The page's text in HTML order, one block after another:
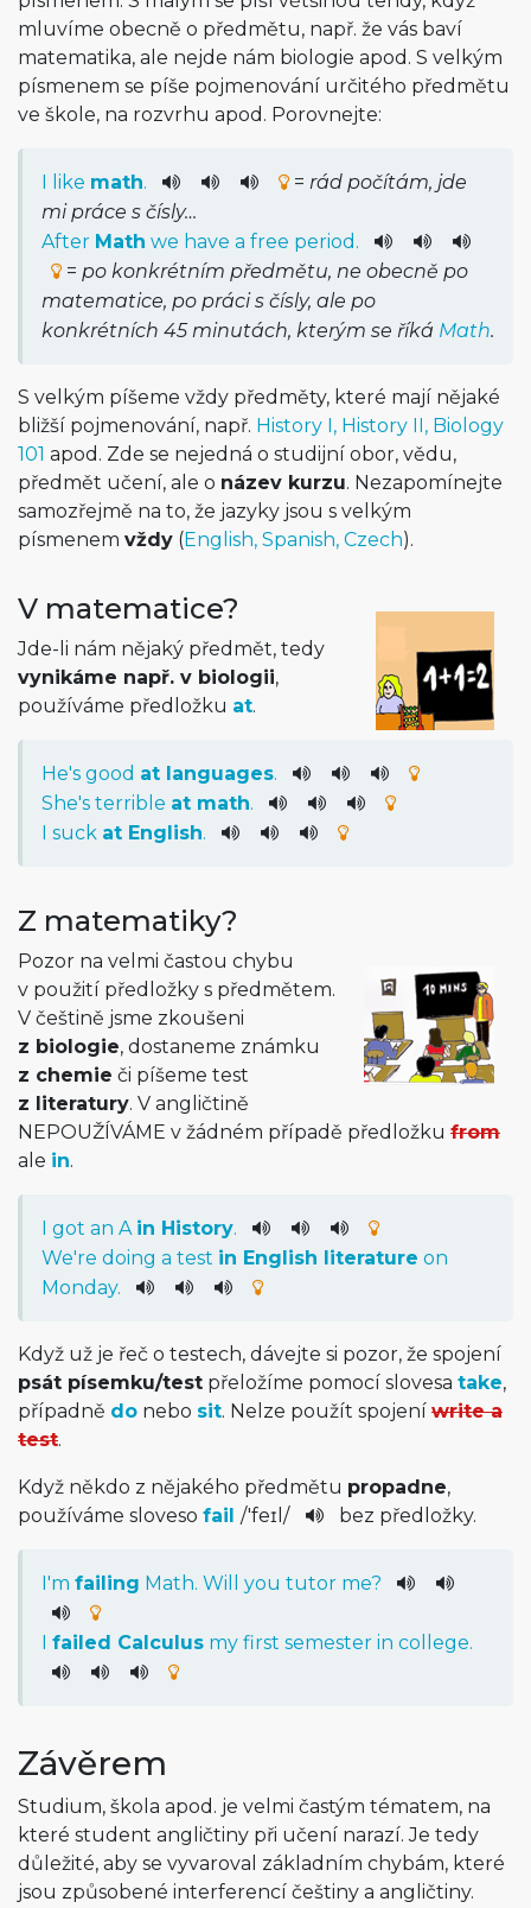
mluvíme obecně o předmětu, např. že vás baví
matematika, ale nejde nám biologie apod. S velkým
písmenem se píše pojmenování určitého předmětu
ve škole, na rozvrhu apod. Porovnejte:
I like math. = rád počítám, jde
mi práce s čísly…
After Math we have a free period .
= po konkrétním předmětu, ne obecně po
matematice, po práci s čísly, ale po
konkrétních 45 minutách, kterým se říká Math.
S velkým píšeme vždy předměty, které mají nějaké
bližší pojmenování, např. History I, History II, Biology
101 apod. Zde se nejedná o studijní obor, vědu,
předmět učení, ale o název kurzu. Nezapomínejte
samozřejmě na to, že jazyky jsou s velkým
písmenem vždy (English, Spanish, Czech).
V matematice?
Jde-li nám nějaký předmět, tedy
vynikáme např. v biologii,
používáme předložku at.
He's good at languages.
She's terrible at math.
I suck at English.
Z matematiky?
Pozor na velmi častou chybu
v použití předložky s předmětem.
V češtině jsme zkoušeni
z biologie, dostaneme známku
z chemie či píšeme test
z literatury. V angličtině
NEPOUŽÍVÁME v žádném případě předložku from
ale in.
I got an A in History.
We're doing a test in English literature on
Monday.
Když už je řeč o testech, dávejte si pozor, že spojení
psát písemku/test přeložíme pomocí slovesa take,
případně do nebo sit. Nelze použít spojení write a
test.
Když někdo z nějakého předmětu propadne,
používáme sloveso fail /'feɪl / bez předložky.
I'm failing Math. Will you tutor me?
I failed Calculus my first semester in college.
Závěrem
Studium, škola apod. je velmi častým tématem, na
které student angličtiny při učení narazí. Je tedy
důležité, aby se vyvaroval základním chybám, které
jsou způsobené interferencí češtiny a angličtiny.